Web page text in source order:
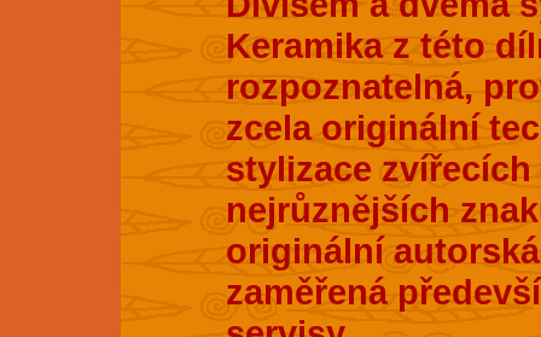
Keramika z této
rozpoznatelná,
zcela originální
stylizace
nejrůznějších
originální
zaměřená